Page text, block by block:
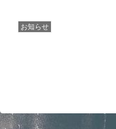
お知らせ